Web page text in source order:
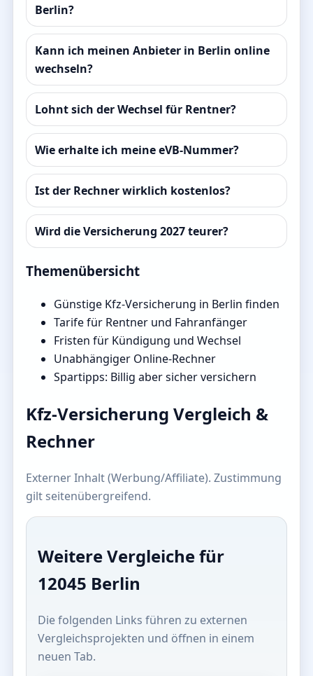
Berlin?
Kann ich meinen Anbieter in Berlin online
wechseln?
Lohnt sich der Wechsel für Rentner?
Wie erhalte ich meine eVB-Nummer?
Ist der Rechner wirklich kostenlos?
Wird die Versicherung 2027 teurer?
Themenübersicht
Günstige Kfz-Versicherung in Berlin finden
Tarife für Rentner und Fahranfänger
Fristen für Kündigung und Wechsel
Unabhängiger Online-Rechner
Spartipps: Billig aber sicher versichern
Kfz-Versicherung Vergleich &
Rechner
Externer Inhalt (Werbung/Affiliate). Zustimmung
gilt seitenübergreifend.
Weitere Vergleiche für
12045 Berlin
Die folgenden Links führen zu externen
Vergleichsprojekten und öffnen in einem
neuen Tab.